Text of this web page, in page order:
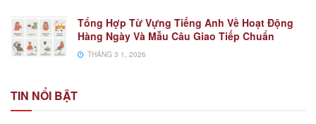
Tổng Hợp Từ Vựng Tiếng Anh Về Hoạt Động
Hàng Ngày Và Mẫu Câu Giao Tiếp Chuẩn
THÁNG 3 1, 2026
TIN NỔI BẬT